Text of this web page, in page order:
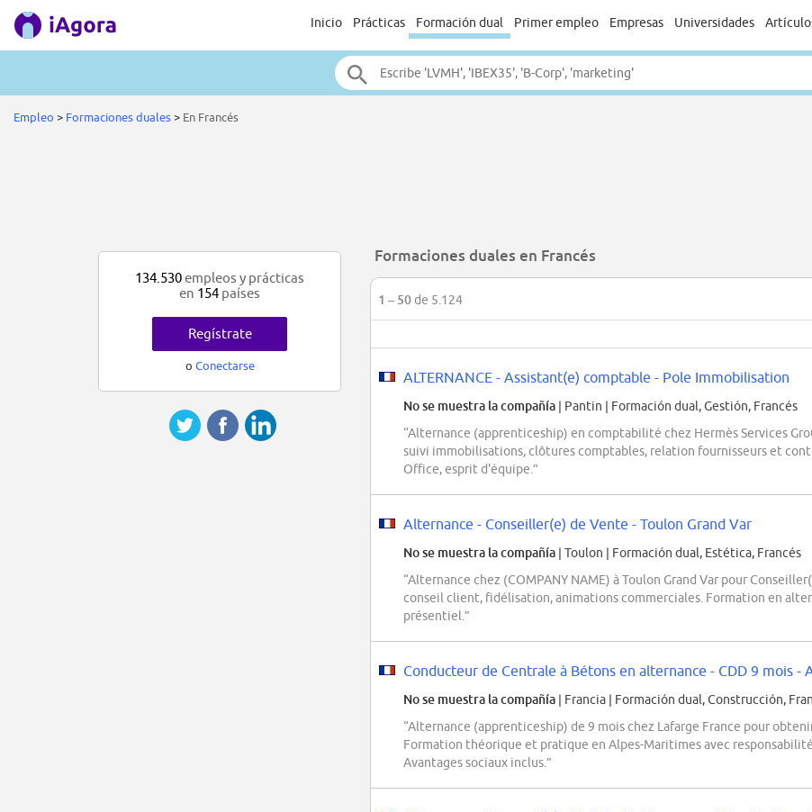
Inicio Prácticas Formación dual Primer empleo Empresas Universidades
Empleo > Formaciones duales> En Francés
Formaciones duales en Francés
1 – 50de 5.124
ALTERNANCE - Assistant(e) comptable - Pole Immobilisation
No se muestra la compañía | Pantin | Formación dual, Gestión, Francés
“Alternance (apprenticeship) en comptabilité chez Hermès Services
suivi immobilisations, clôtures comptables, relation fournisseurs et
Office, esprit d'équipe.”
Alternance - Conseiller(e) de Vente - Toulon Grand Var
No se muestra la compañía | Toulon | Formación dual, Estética, Francés
“Alternance chez (COMPANY NAME) à Toulon Grand Var pour
conseil client, fidélisation, animations commerciales. Formation en
présentiel.”
Conducteur de Centrale à Bétons en alternance - CDD 9 mois -
No se muestra la compañía | Francia | Formación dual, Construcción,
“Alternance (apprenticeship) de 9 mois chez Lafarge France pour
Formation théorique et pratique en Alpes-Maritimes avec
Avantages sociaux inclus.”
134.530empleos y prácticas
en 154 países
Regístrate
o Conectarse